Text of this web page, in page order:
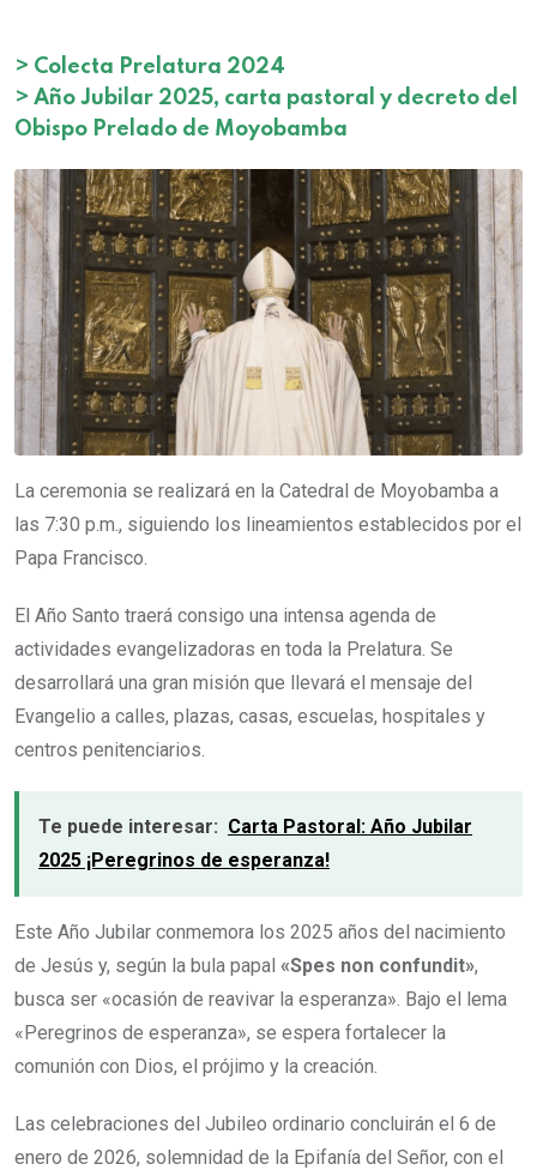
> Colecta Prelatura 2024
> Año Jubilar 2025, carta pastoral y decreto del
Obispo Prelado de Moyobamba
La ceremonia se realizará en la Catedral de Moyobamba a
las 7:30 p.m., siguiendo los lineamientos establecidos por el
Papa Francisco.
El Año Santo traerá consigo una intensa agenda de
actividades evangelizadoras en toda la Prelatura. Se
desarrollará una gran misión que llevará el mensaje del
Evangelio a calles, plazas, casas, escuelas, hospitales y
centros penitenciarios.
Te puede interesar: Carta Pastoral: Año Jubilar
2025 ¡Peregrinos de esperanza!
Este Año Jubilar conmemora los 2025 años del nacimiento
de Jesús y, según la bula papal «Spes non confundit»,
busca ser «ocasión de reavivar la esperanza». Bajo el lema
«Peregrinos de esperanza», se espera fortalecer la
comunión con Dios, el prójimo y la creación.
Las celebraciones del Jubileo ordinario concluirán el 6 de
enero de 2026, solemnidad de la Epifanía del Señor, con el